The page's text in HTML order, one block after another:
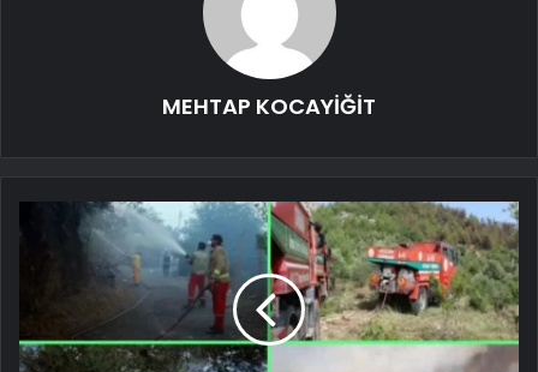
MEHTAP KOCAYİĞİT